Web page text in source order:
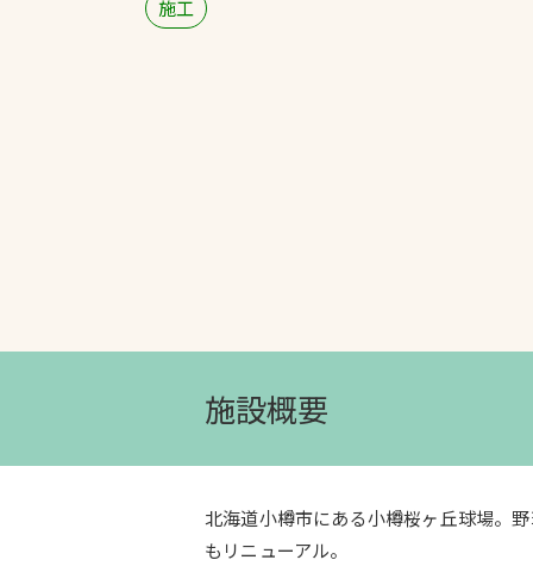
施工
施設概要
北海道小樽市にある小樽桜ヶ丘球場。
もリニューアル。